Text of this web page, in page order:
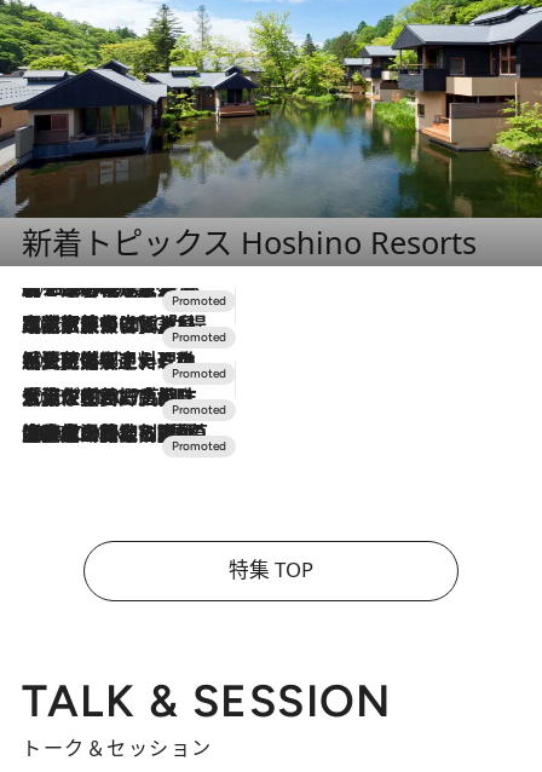
新着トピックス Hoshino Resorts
2026.8.7
【トンボの足水浴】ヒノキの香りに包まれて涼感マックス！約13℃の湧水かけ流しを避暑地「星野温泉 トンボの湯」で体験
2026.7.31
【ホテル帰省】という選択肢をOMOが提案。家族とほどよい距離を保つには「昼は実家、夜は気兼ねなくホテルで！」
2026.7.24
【夏限定ディナーコース】旬を迎える稚鮎や花ズッキーニなどをイタリア・トスカーナの郷土料理の手法で満喫！
2026.7.17
「土佐和ハーブかき氷」がOMO7高知に登場！生姜、山椒、大葉など目にも舌にも涼を呼ぶ郷土の味
2026.7.10
NEW OPEN！【界 草津】名湯の地に誕生。趣の異なる2種の温泉と上州ならではの会席・蕎麦割烹など美食を味わう究極の癒やし旅
特集 TOP
TALK & SESSION
トーク＆セッション